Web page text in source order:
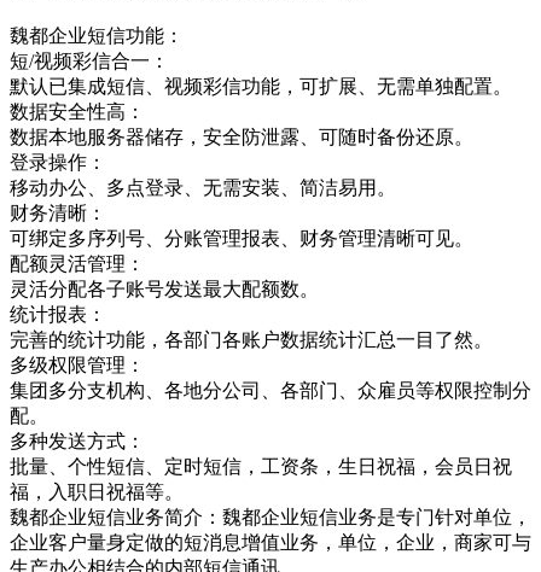
魏都企业短信功能：
短/视频彩信合一：
默认已集成短信、视频彩信功能，可扩展、无需单独配置。
数据安全性高：
数据本地服务器储存，安全防泄露、可随时备份还原。
登录操作：
移动办公、多点登录、无需安装、简洁易用。
财务清晰：
可绑定多序列号、分账管理报表、财务管理清晰可见。
配额灵活管理：
灵活分配各子账号发送最大配额数。
统计报表：
完善的统计功能，各部门各账户数据统计汇总一目了然。
多级权限管理：
集团多分支机构、各地分公司、各部门、众雇员等权限控制分
配。
多种发送方式：
批量、个性短信、定时短信，工资条，生日祝福，会员日祝
福，入职日祝福等。
魏都企业短信业务简介：魏都企业短信业务是专门针对单位，
企业客户量身定做的短消息增值业务，单位，企业，商家可与
生产办公相结合的内部短信通讯，